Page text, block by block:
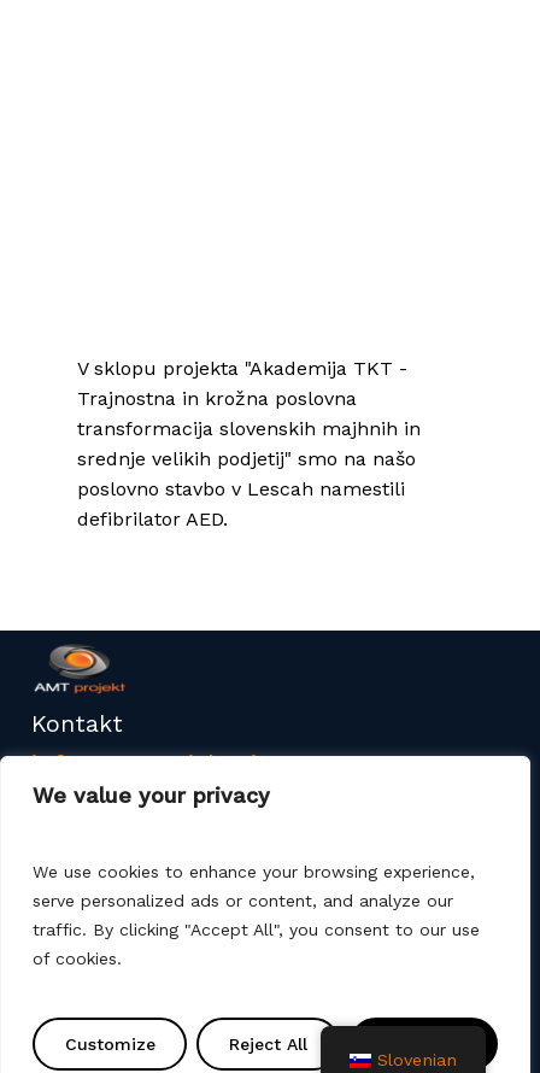
We value your privacy
We use cookies to enhance your browsing experience,
serve personalized ads or content, and analyze our
traffic. By clicking "Accept All", you consent to our use
of cookies.
Customize Reject All
V sklopu projekta "Akademija TKT -
Trajnostna in krožna poslovna
transformacija slovenskih majhnih in
srednje velikih podjetij" smo na našo
poslovno stavbo v Lescah namestili
defibrilator AED.
Kontakt
info@amtprojekt.si
08 200 75 57
prodajalec poliester izdelkov ter izdelkov za
izgradnjo komunalne infrastrukture. Nudimo tudi
Slovenian